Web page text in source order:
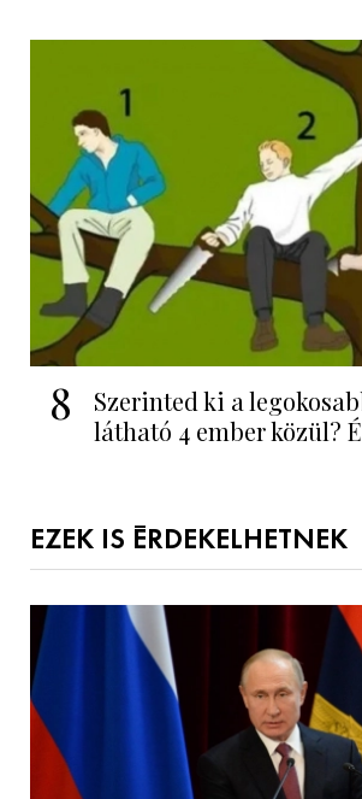
8
Szerinted ki a
látható 4 ember közül?
EZEK IS ÉRDEKELHETNEK